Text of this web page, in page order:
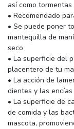
así como
• Recomendado
• Se puede poner
mantequilla de
seco
• La superficie del
placentero de tu
• La acción de
dientes y las
• La superficie de
de comida y las
mascota,